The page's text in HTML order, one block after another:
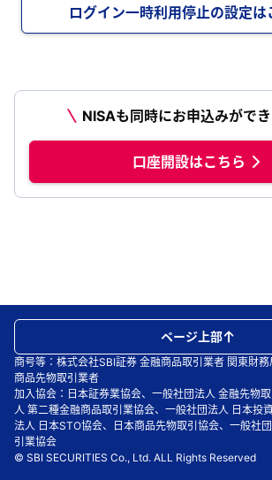
ログイン一時利用停止の設定は
NISAも同時にお申込みができ
口座開設はこちら
商号等：株式会社SBI証券 金融商品取引業者 関東財務
商品先物取引業者
加入協会：日本証券業協会、一般社団法人 金融先物
人 第二種金融商品取引業協会、一般社団法人 日本投
法人 日本STO協会、日本商品先物取引協会、一般社
引業協会
© SBI SECURITIES Co., Ltd. ALL Rights Reserved
ページ上部